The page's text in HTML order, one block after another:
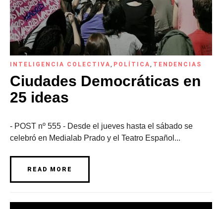
INTELIGENCIA COLECTIVA, POLÍTICA, TENDENCIAS
Ciudades Democráticas en
25 ideas
- POST nº 555 - Desde el jueves hasta el sábado se
celebró en Medialab Prado y el Teatro Español...
READ MORE